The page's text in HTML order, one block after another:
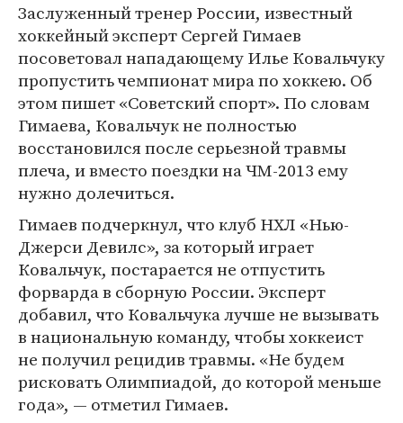
Заслуженный тренер России, известный
хоккейный эксперт Сергей Гимаев
посоветовал нападающему Илье Ковальчуку
пропустить чемпионат мира по хоккею. Об
этом пишет «Советский спорт». По словам
Гимаева, Ковальчук не полностью
восстановился после серьезной травмы
плеча, и вместо поездки на ЧМ-2013 ему
нужно долечиться.
Гимаев подчеркнул, что клуб НХЛ «Нью-
Джерси Девилс», за который играет
Ковальчук, постарается не отпустить
форварда в сборную России. Эксперт
добавил, что Ковальчука лучше не вызывать
в национальную команду, чтобы хоккеист
не получил рецидив травмы. «Не будем
рисковать Олимпиадой, до которой меньше
года», — отметил Гимаев.